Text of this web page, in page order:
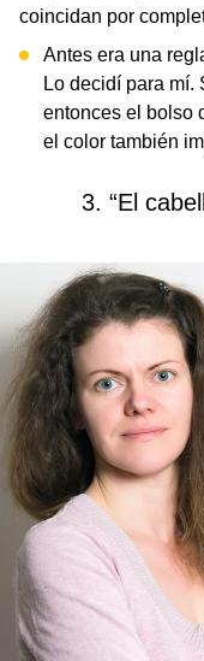
coincidan por
Antes era una
Lo decidí para mí.
entonces el bolso
el color también
3. “El